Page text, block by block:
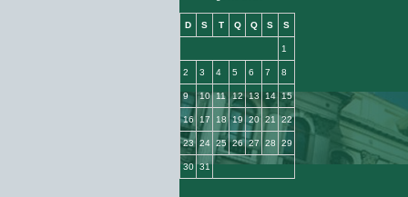
D S T Q Q S S
1
2 3 4 5 6 7 8
9 10 11 12 13 14 15
16 17 18 19 20 21 22
23 24 25 26 27 28 29
30 31